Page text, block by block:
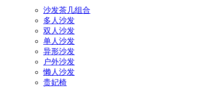
沙发茶几组合
多人沙发
双人沙发
单人沙发
异形沙发
户外沙发
懒人沙发
贵妃椅